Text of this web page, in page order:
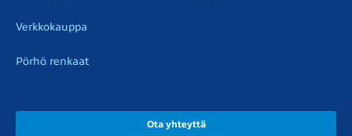
Verkkokauppa
Pörhö renkaat
Ota yhteyttä